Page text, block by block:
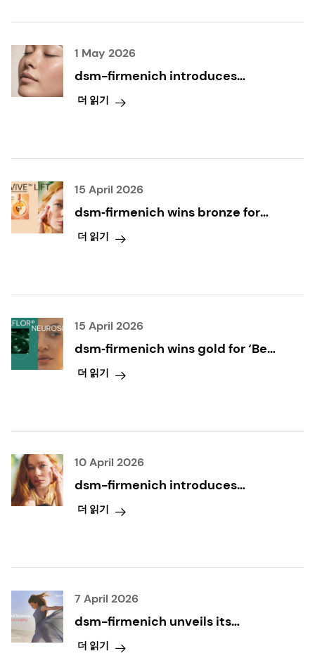
1 May 2026
dsm-firmenich introduces
GLYCARE® SK range: HMO
biotechnology for skin
더 읽기
15 April 2026
dsm‑firmenich wins bronze for
‘Best Active Ingredient’ Award at
in‑cosmetics Global 2026 for
더 읽기
15 April 2026
dsm‑firmenich wins gold for ‘Best
Green Ingredient’ Award at
in‑cosmetics Global 2026 for
더 읽기
10 April 2026
dsm-firmenich introduces
EXOVIVE™ LIFT: The next
generation science-backed
더 읽기
7 April 2026
dsm-firmenich unveils its
Dream-led Science at in-
cosmetics Global 2026
더 읽기